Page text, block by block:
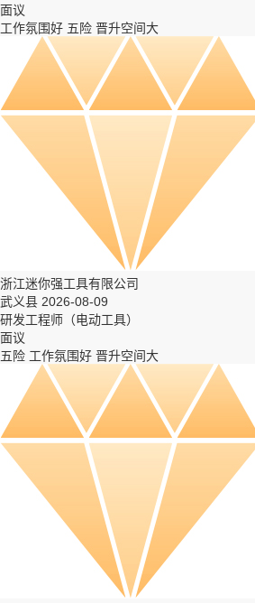
面议
工作氛围好 五险 晋升空间大
浙江迷你强工具有限公司
武义县 2026-08-09
研发工程师（电动工具）
面议
五险 工作氛围好 晋升空间大